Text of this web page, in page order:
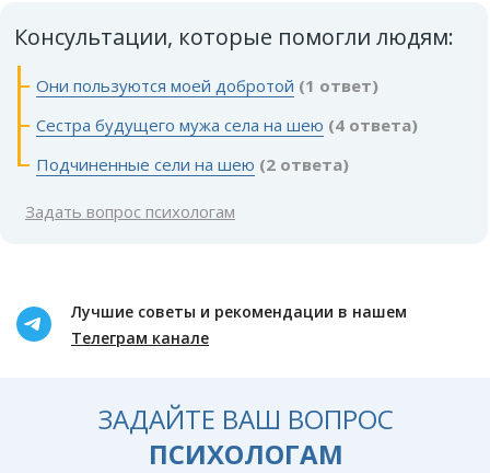
Консультации, которые помогли людям:
Они пользуются моей добротой (1 ответ)
Сестра будущего мужа села на шею (4 ответа)
Подчиненные сели на шею (2 ответа)
Задать вопрос психологам
Лучшие советы и рекомендации в нашем
Телеграм канале
ЗАДАЙТЕ ВАШ ВОПРОС
ПСИХОЛОГАМ